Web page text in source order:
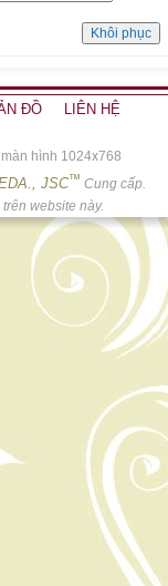
ĐỒ LIÊN HỆ
hình 1024x768
JSC™ Cung cấp.
website này.